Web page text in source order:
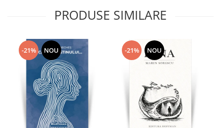
PRODUSE SIMILARE
-21% NOU -21% NOU